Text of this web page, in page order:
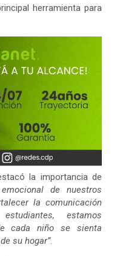
herramienta para
la importancia de
de nuestros
la comunicación
estamos
cada niño se sienta
su hogar”.